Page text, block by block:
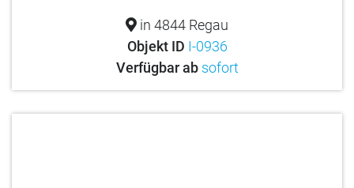
in 4844 Regau
Objekt ID I-0936
Verfügbar ab sofort